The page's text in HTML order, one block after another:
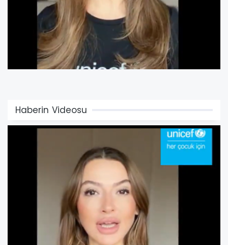
Haberin Videosu